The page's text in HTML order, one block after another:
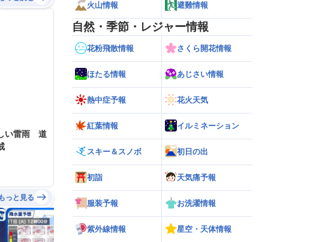
い雷雨 道
もっと見る
火山情報 避難情報
自然・季節・レジャー情報
花粉飛散情報 さくら開花情報
ほたる情報 あじさい情報
熱中症予報 花火天気
紅葉情報 イルミネーション
スキー＆スノボ 初日の出
初詣 天気痛予報
服装予報 お洗濯情報
紫外線情報 星空・天体情報